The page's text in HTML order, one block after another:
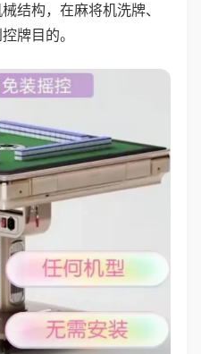
结构，在麻将机洗牌、
牌目的。